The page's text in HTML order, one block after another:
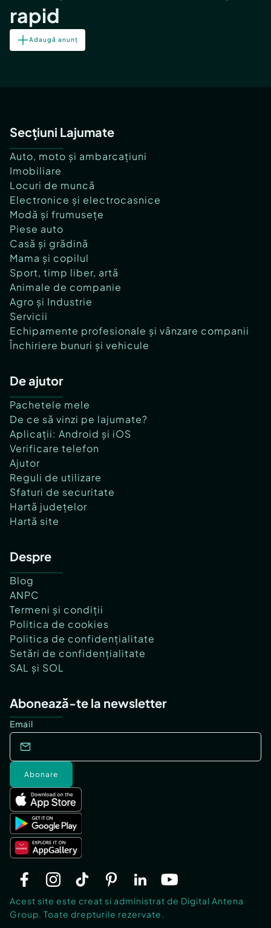
rapid
Adaugă anunț
Secțiuni Lajumate
Auto, moto și ambarcațiuni
Imobiliare
Locuri de muncă
Electronice și electrocasnice
Modă și frumusețe
Piese auto
Casă și grădină
Mama și copilul
Sport, timp liber, artă
Animale de companie
Agro și Industrie
Servicii
Echipamente profesionale și vânzare companii
Închiriere bunuri și vehicule
De ajutor
Pachetele mele
De ce să vinzi pe lajumate?
Aplicații: Android și iOS
Verificare telefon
Ajutor
Reguli de utilizare
Sfaturi de securitate
Hartă județelor
Hartă site
Despre
Blog
ANPC
Termeni și condiții
Politica de cookies
Politica de confidențialitate
Setări de confidențialitate
SAL și SOL
Abonează-te la newsletter
Email
Abonare
Acest site este creat si administrat de Digital Antena
Group. Toate drepturile rezervate.